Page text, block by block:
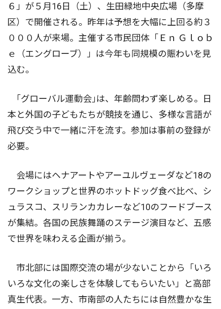
６」が５月16日（土）、生田緑地中央広場（多摩
区）で開催される。昨年は予想を大幅に上回る約３
０００人が来場。主催する市民団体「Ｅｎ Ｇｌｏｂ
ｅ（エングローブ）」は今年も同規模の賑わいを見
込む。
｢グローバル運動会｣は、年齢問わず楽しめる。日
本と外国の子どもたちが競技を通じ、多様な言語が
飛び交う中で一緒に汗を流す。参加は事前の登録が
必要。
会場にはヘナアートやアーユルヴェーダなど18の
ワークショップと世界のホットドッグ食べ比べ、シ
ュラスコ、スリランカカレーなど10のフードブース
が集結。各国の民族舞踊のステージ演目など、五感
で世界を味わえる企画が揃う。
市北部には国際交流の場が少ないことから「いろ
いろな文化の楽しさを体験してもらいたい」と高部
真生代表。一方、市南部の人たちには⾃然豊かな生